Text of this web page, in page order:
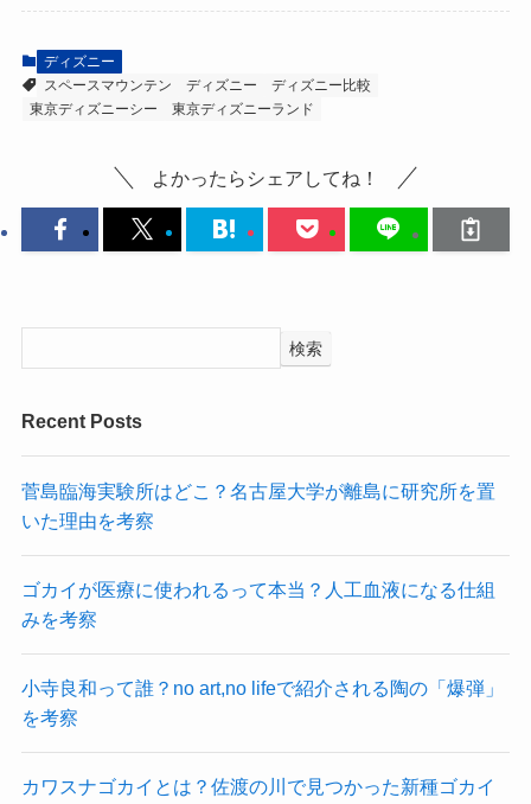
ディズニー
スペースマウンテン
ディズニー
ディズニー比較
東京ディズニーシー
東京ディズニーランド
よかったらシェアしてね！
検索
Recent Posts
菅島臨海実験所はどこ？名古屋大学が離島に研究所を置
いた理由を考察
ゴカイが医療に使われるって本当？人工血液になる仕組
みを考察
小寺良和って誰？no art,no lifeで紹介される陶の「爆弾」
を考察
カワスナゴカイとは？佐渡の川で見つかった新種ゴカイ